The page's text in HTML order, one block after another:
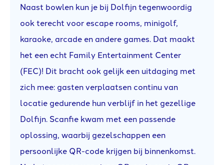
Naast bowlen kun je bij Dolfijn tegenwoordig
ook terecht voor escape rooms, minigolf,
karaoke, arcade en andere games. Dat maakt
het een echt Family Entertainment Center
(FEC)! Dit bracht ook gelijk een uitdaging met
zich mee: gasten verplaatsen continu van
locatie gedurende hun verblijf in het gezellige
Dolfijn. Scanfie kwam met een passende
oplossing, waarbij gezelschappen een
persoonlijke QR-code krijgen bij binnenkomst.